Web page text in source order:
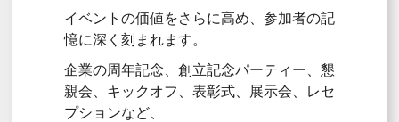
イベントの価値をさらに高め、参加者の記
憶に深く刻まれます。
企業の周年記念、創立記念パーティー、懇
親会、キックオフ、表彰式、展示会、レセ
プションなど、